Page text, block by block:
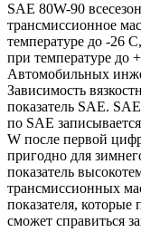
SAE 80W-90
трансмиссионное
температуре до -26
при температуре до
Автомобильных
Зависимость
показатель SAE.
по SAE
W после первой
пригодно для
показатель
трансмиссионных
показателя, которые
сможет справиться